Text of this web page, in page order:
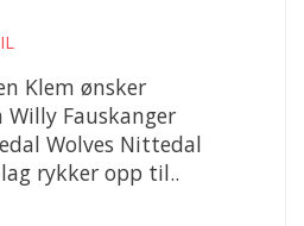
Klem ønsker
Fauskanger
Wolves Nittedal
rykker opp til..